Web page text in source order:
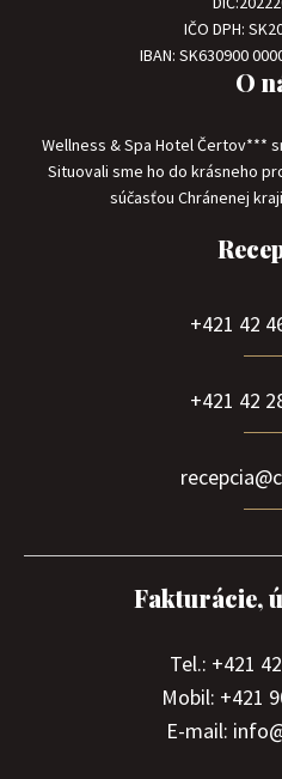
IČO DPH:
IBAN: SK630900
O
Wellness & Spa Hotel Čertov***
Situovali sme ho do krásneho
súčasťou Chránenej
+421 42
+421 42
Fakturácie,
Tel.: +421
Mobil: +421
E-mail: